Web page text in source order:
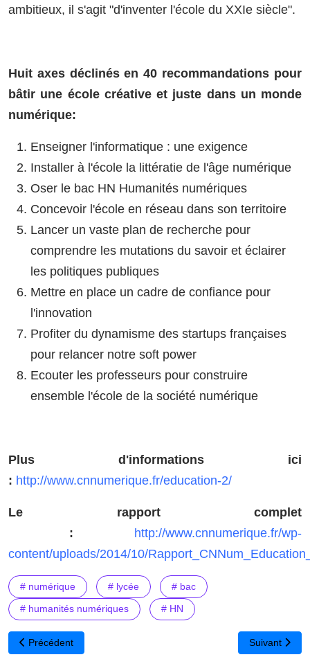
ambitieux, il s'agit "d'inventer l'école du XXIe siècle".
Huit axes déclinés en 40 recommandations pour
bâtir une école créative et juste dans un monde
numérique:
Enseigner l'informatique : une exigence
Installer à l'école la littératie de l'âge numérique
Oser le bac HN Humanités numériques
Concevoir l'école en réseau dans son territoire
Lancer un vaste plan de recherche pour
comprendre les mutations du savoir et éclairer
les politiques publiques
Mettre en place un cadre de confiance pour
l'innovation
Profiter du dynamisme des startups françaises
pour relancer notre soft power
Ecouter les professeurs pour construire
ensemble l'école de la société numérique
Plus d'informations ici
: http://www.cnnumerique.fr/education-2/
Le rapport complet
:
http://www.cnnumerique.fr/wp-
content/uploads/2014/10/
# numérique # lycée # bac
# humanités numériques # HN
Article précédent : GeoGebra - Le logiciel de mathématiques
Précédent Article
Suivant